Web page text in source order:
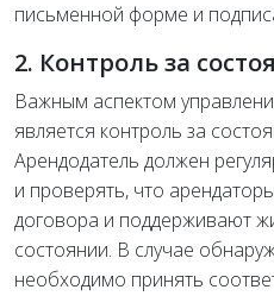
письменной форме и
2. Контроль за
Важным аспектом
является контроль за
Арендодатель должен
и проверять, что
договора и поддерживают
состоянии. В случае
необходимо принять